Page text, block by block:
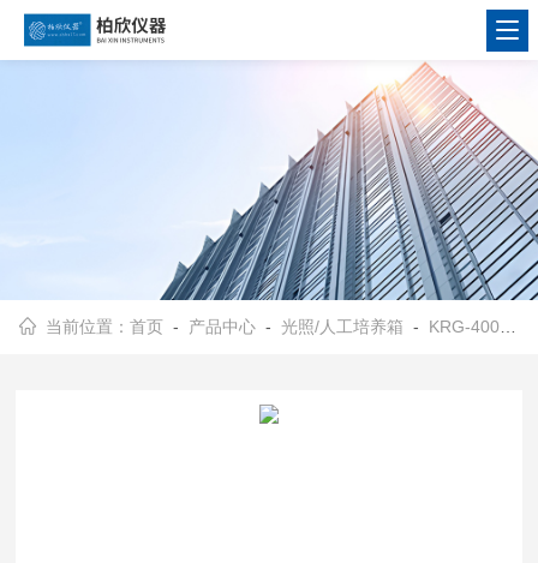
当前位置：首页 - 产品中心 -光照/人工培养箱 - KRG-400光照培养箱/种子发芽箱